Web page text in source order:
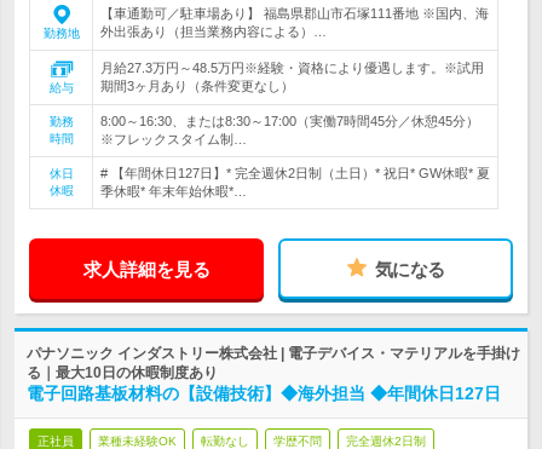
勤務地
【車通勤可／駐車場あり】 福島県郡山市石塚111番地 ※国内、海
外出張あり（担当業務内容による）…
給与
月給27.3万円～48.5万円※経験・資格により優遇します。※試用
期間3ヶ月あり（条件変更なし）
勤務
時間
8:00～16:30、または8:30～17:00（実働7時間45分／休憩45分）
※フレックスタイム制…
休日
休暇
# 【年間休日127日】* 完全週休2日制（土日）* 祝日* GW休暇* 夏
季休暇* 年末年始休暇*…
求人詳細を見る 気になる
パナソニック インダストリー株式会社 | 電子デバイス・マテリアルを手掛け
る｜最大10日の休暇制度あり
電子回路基板材料の【設備技術】◆海外担当 ◆年間休日127日
正社員 業種未経験OK 転勤なし 学歴不問 完全週休2日制